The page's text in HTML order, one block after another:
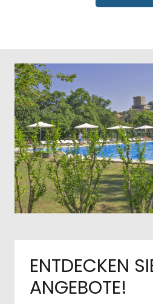
ENTDECKEN
ANGEBOTE!